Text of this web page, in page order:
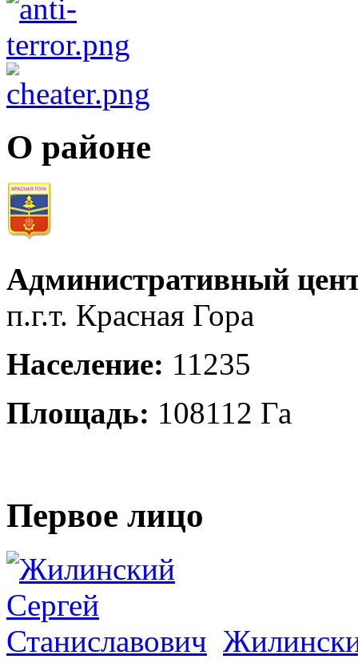
О районе
Административный
п.г.т. Красная Гора
Население: 11235
Площадь: 108112 Га
Первое лицо